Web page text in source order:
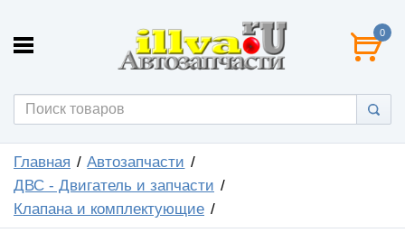
0
Главная
Автозапчасти
ДВС - Двигатель и запчасти
Клапана и комплектующие